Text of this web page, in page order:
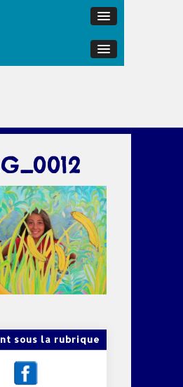
sous la rubrique